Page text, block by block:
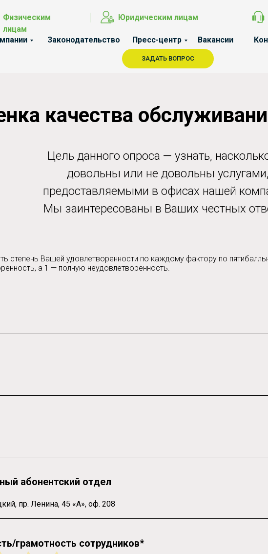
ЗАДАТЬ ВОПРОС
Законодательство Вакансии
Пресс-центр
Физическим
лицам
Юридическим лицам
качества
Цель данного опроса — узнать,
довольны или не довольны услугами,
предоставляемыми в офисах нашей
Мы заинтересованы в Ваших честных
степень Вашей удовлетворенности по каждому фактору по
а 1 — полную неудовлетворенность.
абонентский отдел
грамотность сотрудников*